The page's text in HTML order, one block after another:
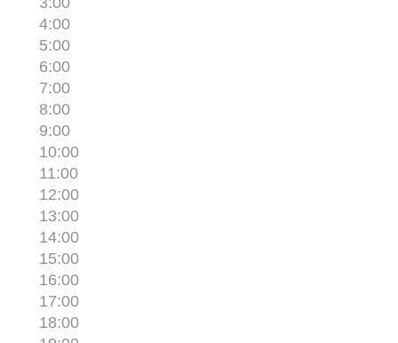
4:00
5:00
6:00
7:00
8:00
9:00
10:00
11:00
12:00
13:00
14:00
15:00
16:00
17:00
18:00